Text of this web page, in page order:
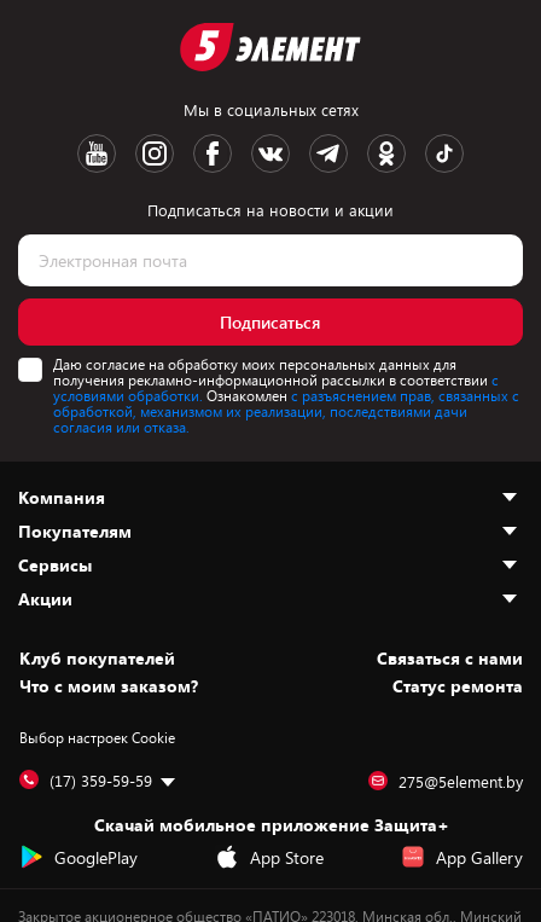
Мы в социальных сетях
Подписаться на новости и акции
Подписаться
Даю согласие на обработку моих персональных данных для
получения рекламно-информационной рассылки в соответствии с
условиями обработки. Ознакомлен с разъяснением прав, связанных с
обработкой, механизмом их реализации, последствиями дачи
согласия или отказа.
Компания
О нас
Адреса магазинов
Новости
Статьи и обзоры
Вакансии
Дай пять добру!
Покупателям
Как сделать заказ
Оплата и доставка
Безналичный расчёт
Обмен и возврат товара
Обработка персональных данных
Подарочные карты
Сервисы
Установка техники
Для игровых консолей
Для мобильных устройств
Для компьютеров
Сервисные центры
Акции
Скидки и промокоды
Белорусские товары
Бонусы
Оплата частями
Новинки
Клуб покупателей
Cвязаться с нами
Что с моим заказом?
Статус ремонта
Выбор настроек Cookie
(17) 359-59-59 275@5element.by
Скачай мобильное приложение Защита+
GooglePlay
App Store App Gallery
Закрытое акционерное общество «ПАТИО» 223018, Минская обл., Минский